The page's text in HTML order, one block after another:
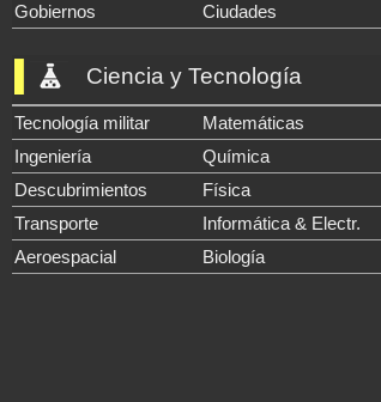
Gobiernos
Ciudades
Ciencia y Tecnología
Tecnología militar
Matemáticas
Ingeniería
Química
Descubrimientos
Física
Transporte
Informática & Electr.
Aeroespacial
Biología